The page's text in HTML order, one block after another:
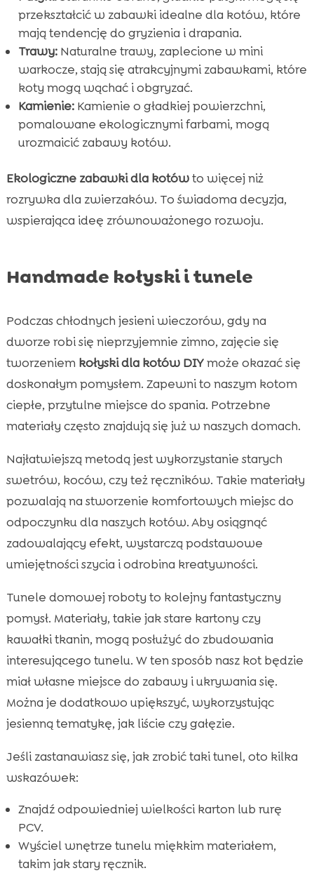
przekształcić w zabawki idealne dla kotów, które
mają tendencję do gryzienia i drapania.
Trawy:Naturalne trawy, zaplecione w mini
warkocze, stają się atrakcyjnymi zabawkami, które
koty mogą wąchać i obgryzać.
Kamienie:Kamienie o gładkiej powierzchni,
pomalowane ekologicznymi farbami, mogą
urozmaicić zabawy kotów.
Ekologiczne zabawki dla kotówto więcej niż
rozrywka dla zwierzaków. To świadoma decyzja,
wspierająca ideę zrównoważonego rozwoju.
Handmade kołyski i tunele
Podczas chłodnych jesieni wieczorów, gdy na
dworze robi się nieprzyjemnie zimno, zajęcie się
tworzeniem kołyski dla kotów DIYmoże okazać się
doskonałym pomysłem. Zapewni to naszym kotom
ciepłe, przytulne miejsce do spania. Potrzebne
materiały często znajdują się już w naszych domach.
Najłatwiejszą metodą jest wykorzystanie starych
swetrów, koców, czy też ręczników. Takie materiały
pozwalają na stworzenie komfortowych miejsc do
odpoczynku dla naszych kotów. Aby osiągnąć
zadowalający efekt, wystarczą podstawowe
umiejętności szycia i odrobina kreatywności.
Tunele domowej roboty to kolejny fantastyczny
pomysł. Materiały, takie jak stare kartony czy
kawałki tkanin, mogą posłużyć do zbudowania
interesującego tunelu. W ten sposób nasz kot będzie
miał własne miejsce do zabawy i ukrywania się.
Można je dodatkowo upiększyć, wykorzystując
jesienną tematykę, jak liście czy gałęzie.
Jeśli zastanawiasz się, jak zrobić taki tunel, oto kilka
wskazówek:
Znajdź odpowiedniej wielkości karton lub rurę
PCV.
Wyściel wnętrze tunelu miękkim materiałem,
takim jak stary ręcznik.